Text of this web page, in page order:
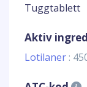
Tuggtablett
Aktiv
Lotilaner :